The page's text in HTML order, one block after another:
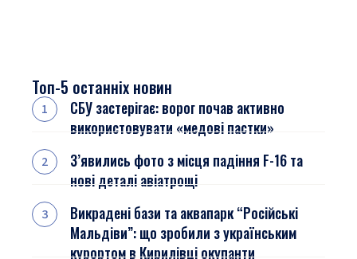
Топ-5 останніх новин
СБУ застерігає: ворог почав активно
використовувати «медові пастки»
З’явились фото з місця падіння F-16 та
нові деталі авіатрощі
Викрадені бази та аквапарк “Російські
Мальдіви”: що зробили з українським
курортом в Кирилівці окупанти